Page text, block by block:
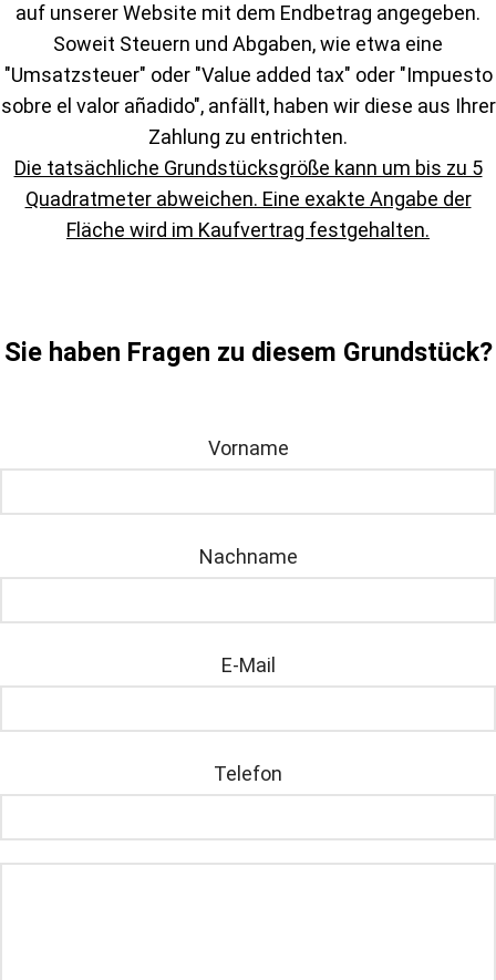
auf unserer Website mit dem Endbetrag angegeben.
Soweit Steuern und Abgaben, wie etwa eine
"Umsatzsteuer" oder "Value added tax" oder "Impuesto
sobre el valor añadido", anfällt, haben wir diese aus Ihrer
Zahlung zu entrichten.
Die tatsächliche Grundstücksgröße kann um bis zu 5
Quadratmeter abweichen. Eine exakte Angabe der
Fläche wird im Kaufvertrag festgehalten.
Sie haben Fragen zu diesem Grundstück?
Vorname
Nachname
E-Mail
Telefon